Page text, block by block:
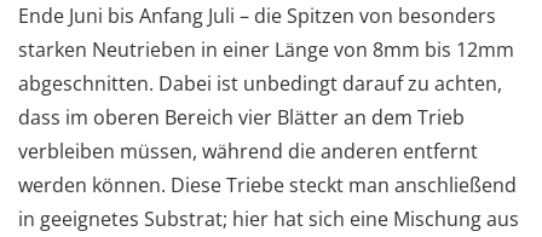
Ende Juni bis Anfang Juli – die Spitzen von besonders
starken Neutrieben in einer Länge von 8mm bis 12mm
abgeschnitten. Dabei ist unbedingt darauf zu achten,
dass im oberen Bereich vier Blätter an dem Trieb
verbleiben müssen, während die anderen entfernt
werden können. Diese Triebe steckt man anschließend
in geeignetes Substrat; hier hat sich eine Mischung aus